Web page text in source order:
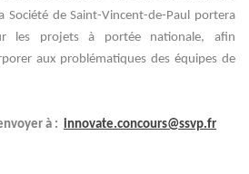
Société de Saint-Vincent-de-Paul portera
les projets à portée nationale,
afin
aux problématiques des équipes de
à : innovate.concours@ssvp.fr